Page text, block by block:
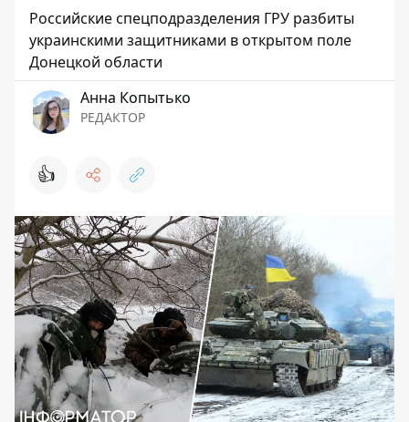
Российские спецподразделения ГРУ разбиты
украинскими защитниками в открытом поле
Донецкой области
Анна Копытько
РЕДАКТОР
👍